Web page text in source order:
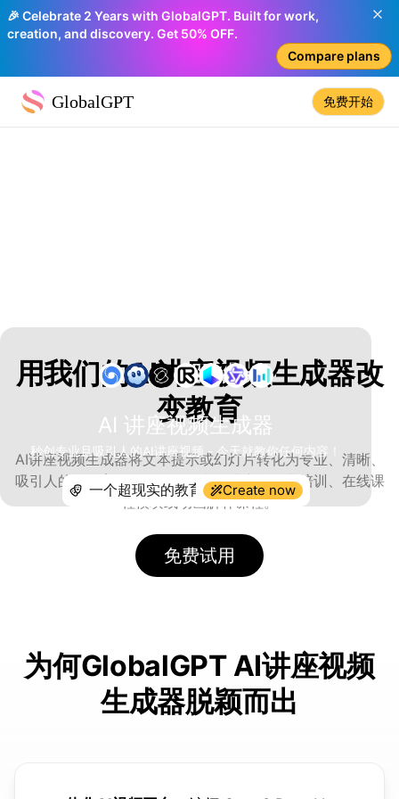
🎉 Celebrate 2 Years with GlobalGPT. Built for work,
creation, and discovery. Get 50% OFF.
Compare plans
GlobalGPT 免费开始
AI 讲座视频生成器
秒创专业且吸引人的AI讲座视频 - 今天就教你任何内容！
Create now
用我们的AI讲座视频生成器改
变教育
AI讲座视频生成器将文本提示或幻灯片转化为专业、清晰、
吸引人的AI教育视频——包括大学讲座、企业培训、在线课
程模块或动画解释课程。
免费试用
为何GlobalGPT AI讲座视频
生成器脱颖而出